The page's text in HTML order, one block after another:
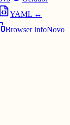
YAML ↔
Browser InfoNovo